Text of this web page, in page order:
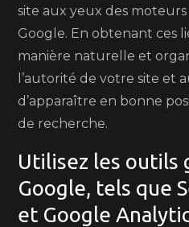
site aux yeux des
Google. En obtenant ces
manière naturelle et
l’autorité de votre site et
d’apparaître en bonne
de recherche.
Utilisez les outils
Google, tels que
et Google